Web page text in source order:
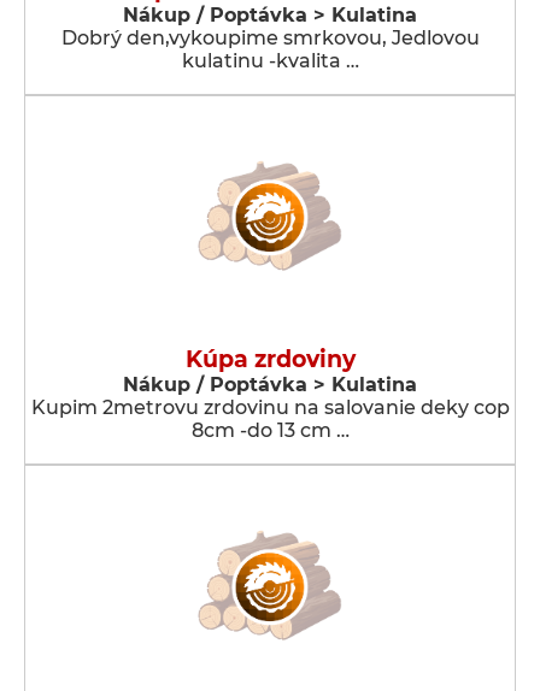
Nákup / Poptávka > Kulatina
Dobrý den,vykoupime smrkovou, Jedlovou
kulatinu -kvalita …
Kúpa zrdoviny
Nákup / Poptávka > Kulatina
Kupim 2metrovu zrdovinu na salovanie deky cop
8cm -do 13 cm …